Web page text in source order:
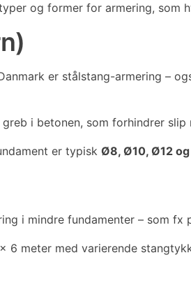
og former for armering, som
er stålstang-armering –
i betonen, som forhindrer slip
er typisk Ø8, Ø10, Ø12
i mindre fundamenter – som
6 meter med varierende